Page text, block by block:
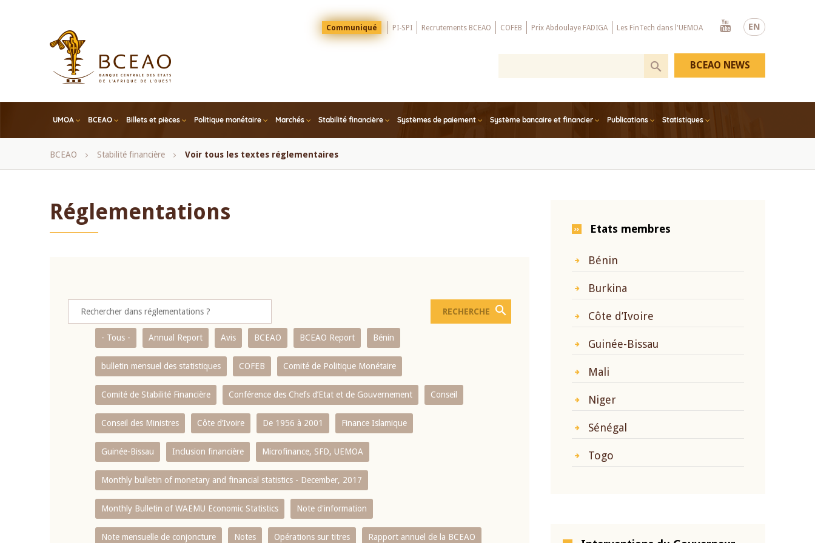
EN
Menu
Top
Communiqué PI-SPI Recrutements BCEAO COFEB Prix Abdoulaye FADIGA Les FinTech dans l'UEMOA
Youtube
UMOA BCEAO Billets et pièces Politique monétaire Marchés Stabilité financière Systèmes de paiement Système bancaire et financier Publications Statistiques
BCEAO NEWS
Fil
BCEAO Stabilité financière Voir tous les textes réglementaires
Réglementations
- Tous - Annual Report Avis BCEAO BCEAO Report Bénin
bulletin mensuel des statistiques COFEB Comité de Politique Monétaire
Comité de Stabilité Financière Conférence des Chefs d’Etat et de Gouvernement Conseil
Conseil des Ministres Côte d’Ivoire De 1956 à 2001 Finance Islamique
Guinée-Bissau Inclusion financière Microfinance, SFD, UEMOA
Monthly bulletin of monetary and financial statistics - December, 2017
Monthly Bulletin of WAEMU Economic Statistics Note d'information
Note mensuelle de conjoncture Notes Opérations sur titres Rapport annuel de la BCEAO
Etats membres
Bénin
Burkina
Côte d’Ivoire
Guinée-Bissau
Mali
Niger
Sénégal
Togo